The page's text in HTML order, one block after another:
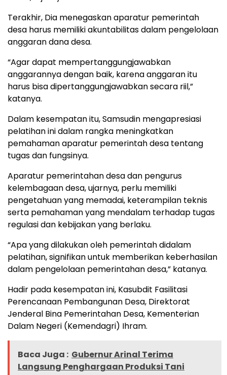
Terakhir, Dia menegaskan aparatur pemerintah
desa harus memiliki akuntabilitas dalam pengelolaan
anggaran dana desa.
“Agar dapat mempertanggungjawabkan
anggarannya dengan baik, karena anggaran itu
harus bisa dipertanggungjawabkan secara riil,”
katanya.
Dalam kesempatan itu, Samsudin mengapresiasi
pelatihan ini dalam rangka meningkatkan
pemahaman aparatur pemerintah desa tentang
tugas dan fungsinya.
Aparatur pemerintahan desa dan pengurus
kelembagaan desa, ujarnya, perlu memiliki
pengetahuan yang memadai, keterampilan teknis
serta pemahaman yang mendalam terhadap tugas
regulasi dan kebijakan yang berlaku.
“Apa yang dilakukan oleh pemerintah didalam
pelatihan, signifikan untuk memberikan keberhasilan
dalam pengelolaan pemerintahan desa,” katanya.
Hadir pada kesempatan ini, Kasubdit Fasilitasi
Perencanaan Pembangunan Desa, Direktorat
Jenderal Bina Pemerintahan Desa, Kementerian
Dalam Negeri (Kemendagri) Ihram.
Baca Juga : Gubernur Arinal Terima
Langsung Penghargaan Produksi Tani